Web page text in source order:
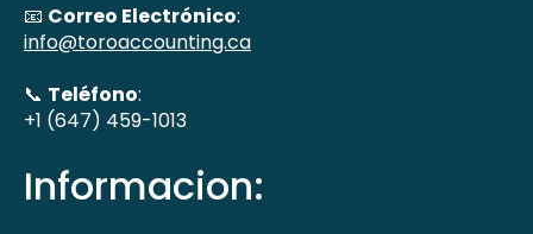
📧 Correo Electrónico:
info@toroaccounting.ca
📞 Teléfono:
+1 (647) 459-1013
Informacion: